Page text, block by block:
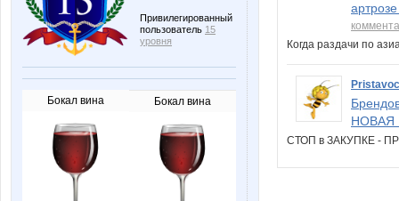
Привилегированный
пользователь 15
уровня
Бокал вина Бокал вина
Когда раздачи по
НОВАЯ
СТОП в ЗАКУПКЕ -